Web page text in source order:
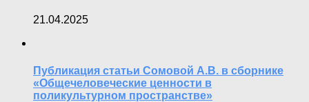
21.04.2025
Публикация статьи Сомовой А.В. в сборнике
«Общечеловеческие ценности в
поликультурном пространстве»